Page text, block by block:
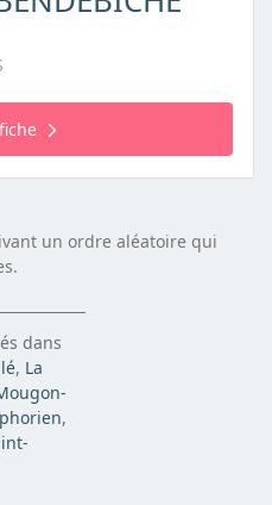
un ordre aléatoire qui
dans
, La
,